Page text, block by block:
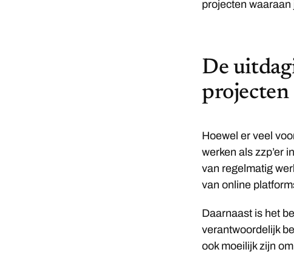
projecten waaraan
De
projecten
Hoewel er veel
werken als zzp’er
van regelmatig
van online
Daarnaast is het
verantwoordelijk
ook moeilijk zijn